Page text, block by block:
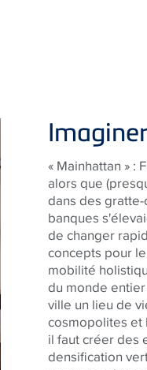
« Mainhattan » :
alors que
dans des
banques
de changer
concepts pour
mobilité
du monde
ville un lieu de
cosmopolites et
il faut créer des
densification